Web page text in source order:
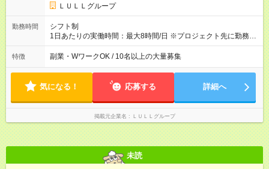
キルを考慮し初任給を決定。経験者の方は前給考慮も可能で
す！ ◎昇給年1回（研修終了後） ◎賞与年2回（2月・8月）＋業
績賞与あり ◤スキルアップも、収入アップも。◢ 入社後の成長
や頑張りは、しっかり給与で還元しています。 実際にほぼ全員
上アップした社員も。 エンジニアへの還元率は業界高水準の
87％。 スキルを磨いた分だけ、収入アップも目指せる環境で
す！ 【試用期間】試用期間あり 試用期間の長さ：6ヶ月 ※ 雇用
形態と給与に、本採用時と異なる部分があります。 雇用形態：
中途採用（契約社員） 給与：月給 230,000円以上 上記額にはみ
なし残業代を含みます。※超過分は全額支給いたします。 みな
別途支給いたします ※研修期間中（最大12ヶ月間）も、試用期
ＬＵＬＬグループ
勤務時間
シフト制
1日あたりの実働時間：最大8時間/日 ※プロジェクト先に勤務時
間は異なります 【シフト例】 ・10時00分～19時00分 ・9時00
分～18時00分 平均残業時間：月10時間以内
特徴 副業・WワークOK / 10名以上の大量募集
気になる！ 応募する 詳細へ
掲載元企業名 ＬＵＬＬグループ
未読